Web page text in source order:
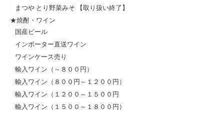
まつや とり野菜みそ 【取り扱い終了】
★焼酎・ワイン
国産ビール
インポーター直送ワイン
ワインケース売り
輸入ワイン（～８００円）
輸入ワイン（８００円～１２００円）
輸入ワイン（１２００～１５００円
輸入ワイン（１５００～１８００円）